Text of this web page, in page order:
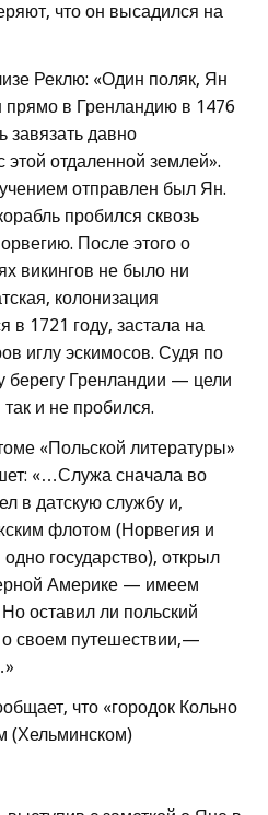
что он высадился на
Реклю: «Один поляк, Ян
в Гренландию в 1476
завязать давно
отдаленной землей».
отправлен был Ян.
пробился сквозь
После этого о
викингов не было ни
колонизация
в 1721 году, застала на
иглу эскимосов. Судя по
берегу Гренландии — цели
и не пробился.
«Польской литературы»
«…Служа сначала во
в датскую службу и,
флотом (Норвегия и
государство), открыл
Америке — имеем
оставил ли польский
о своем путешествии,—
что «городок Кольно
(Хельминском)